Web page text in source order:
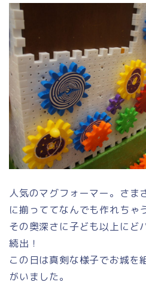
人気のマグフォーマー。さま
に揃っててなんでも作れちゃ
その奥深さに子ども以上にど
続出！
この日は真剣な様子でお城を
がいました。